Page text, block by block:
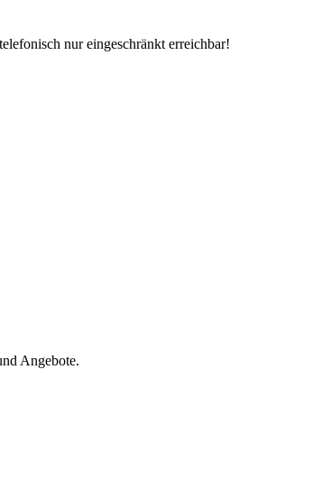
nur eingeschränkt erreichbar!
Angebote.